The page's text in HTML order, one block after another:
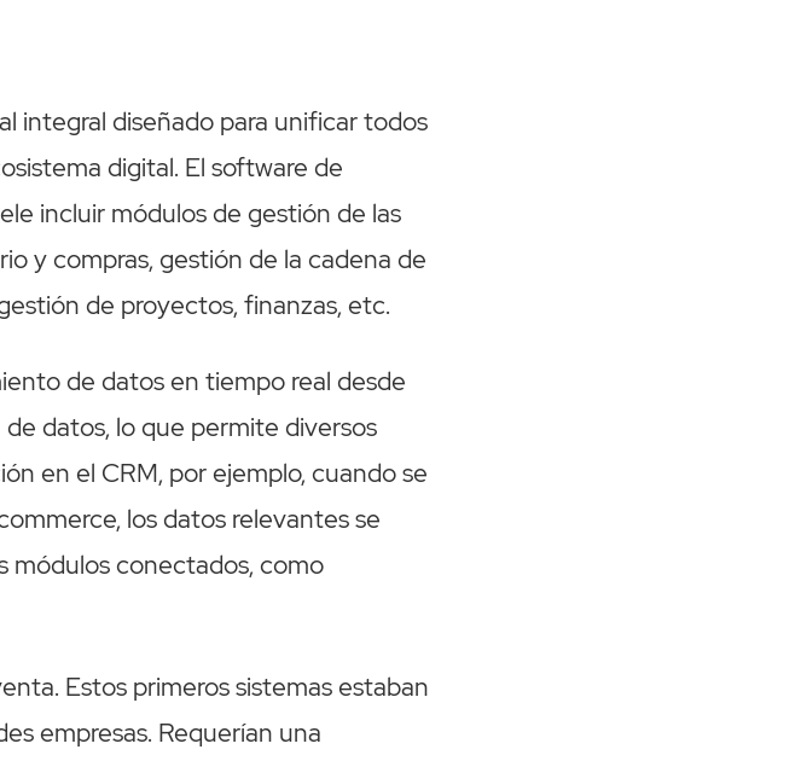
integral diseñado para unificar todos
digital. El software de
incluir módulos de gestión de las
y compras, gestión de la cadena de
de proyectos, finanzas, etc.
de datos en tiempo real desde
datos, lo que permite diversos
en el CRM, por ejemplo, cuando se
los datos relevantes se
módulos conectados, como
Estos primeros sistemas estaban
empresas. Requerían una